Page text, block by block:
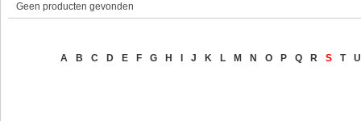
Geen producten gevonden
A B C D E F G H J K L M N O P Q R S T U